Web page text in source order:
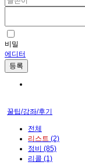
비밀
에디터
등록
꿀팁/강좌/후기
전체
리스트 (2)
정비 (85)
리콜 (1)